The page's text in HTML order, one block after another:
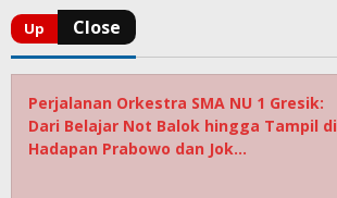
Perjalanan Orkestra SMA NU 1 Gresik:
Dari Belajar Not Balok hingga Tampil di
Hadapan Prabowo dan Jok…